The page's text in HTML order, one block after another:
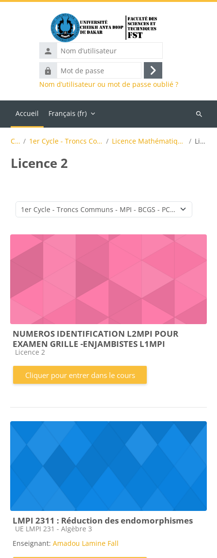
Nom
d’utilisateur
Mot
de
Connexion
Nom d’utilisateur ou mot de passe oublié ?
Accueil Français ‎(fr)‎
cours
Cours 1er Cycle - Troncs Communs - MPI - BCGS - PCSM Licence Mathématique, Physique et Informatique Licence 2
Licence 2
Catégories de cours
NUMEROS IDENTIFICATION L2MPI POUR
EXAMEN GRILLE -ENJAMBISTES L1MPI
Catégorie de cours
Licence 2
Cliquer pour entrer dans le cours
LMPI 2311 : Réduction des endomorphismes
Catégorie de cours
UE LMPI 231 - Algèbre 3
Enseignant: Amadou Lamine Fall